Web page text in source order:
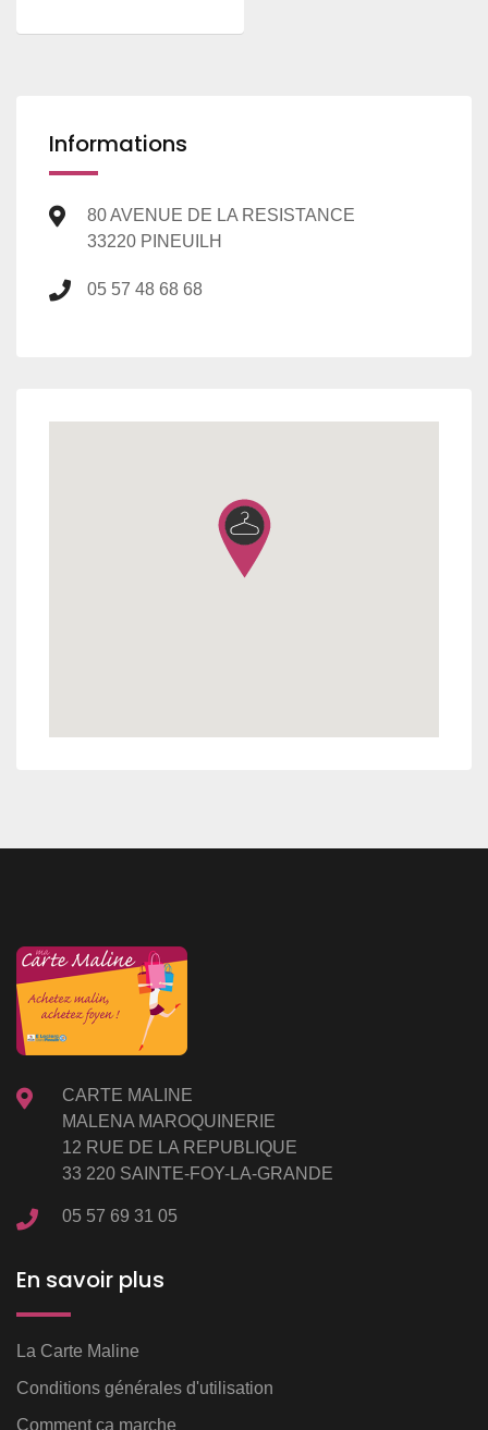
Informations
80 AVENUE DE LA RESISTANCE
33220 PINEUILH
05 57 48 68 68
CARTE MALINE
MALENA MAROQUINERIE
12 RUE DE LA REPUBLIQUE
33 220 SAINTE-FOY-LA-GRANDE
05 57 69 31 05
En savoir plus
La Carte Maline
Conditions générales d'utilisation
Comment ça marche